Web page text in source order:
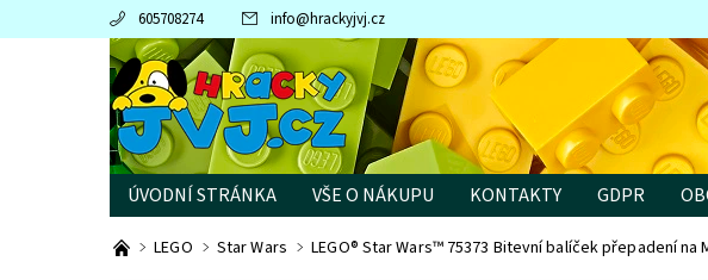
605708274 info@hrackyjvj.cz
ÚVODNÍ STRÁNKA VŠE O NÁKUPU KONTAKTY GDPR
PRODÁVANÉ ZNAČKY
LEGO Star Wars LEGO® Star Wars™ 75373 Bitevní balíček přepadení na